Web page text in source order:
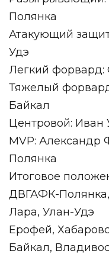
Полянка
Атакующий
Удэ
Легкий
Тяжелый
Байкал
Центровой: Иван
MVP:
Полянка
Итоговое
ДВГАФК-
Лара, Улан-Удэ
Ерофей,
Байкал,